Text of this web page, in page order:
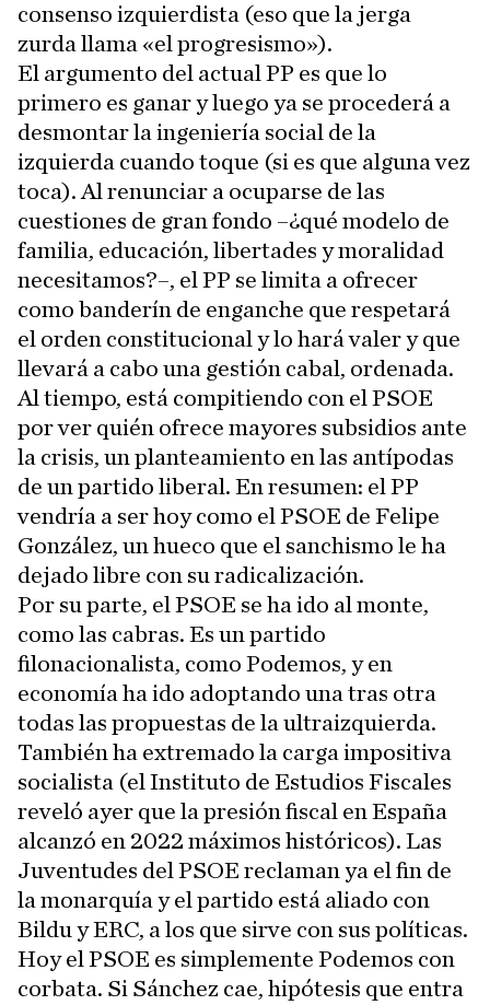
consenso izquierdista (eso que la jerga
zurda llama «el progresismo»).
El argumento del actual PP es que lo
primero es ganar y luego ya se procederá a
desmontar la ingeniería social de la
izquierda cuando toque (si es que alguna vez
toca). Al renunciar a ocuparse de las
cuestiones de gran fondo –¿qué modelo de
familia, educación, libertades y moralidad
necesitamos?–, el PP se limita a ofrecer
como banderín de enganche que respetará
el orden constitucional y lo hará valer y que
llevará a cabo una gestión cabal, ordenada.
Al tiempo, está compitiendo con el PSOE
por ver quién ofrece mayores subsidios ante
la crisis, un planteamiento en las antípodas
de un partido liberal. En resumen: el PP
vendría a ser hoy como el PSOE de Felipe
González, un hueco que el sanchismo le ha
dejado libre con su radicalización.
Por su parte, el PSOE se ha ido al monte,
como las cabras. Es un partido
filonacionalista, como Podemos, y en
economía ha ido adoptando una tras otra
todas las propuestas de la ultraizquierda.
También ha extremado la carga impositiva
socialista (el Instituto de Estudios Fiscales
reveló ayer que la presión fiscal en España
alcanzó en 2022 máximos históricos). Las
Juventudes del PSOE reclaman ya el fin de
la monarquía y el partido está aliado con
Bildu y ERC, a los que sirve con sus políticas.
Hoy el PSOE es simplemente Podemos con
corbata. Si Sánchez cae, hipótesis que entra